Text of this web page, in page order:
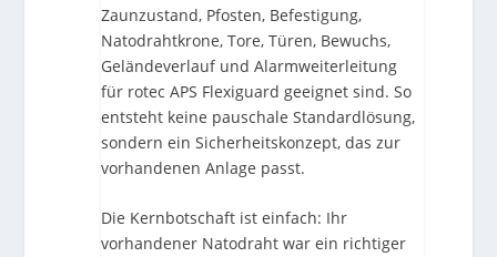
Zaunzustand, Pfosten, Befestigung,
Natodrahtkrone, Tore, Türen, Bewuchs,
Geländeverlauf und Alarmweiterleitung
für rotec APS Flexiguard geeignet sind. So
entsteht keine pauschale Standardlösung,
sondern ein Sicherheitskonzept, das zur
vorhandenen Anlage passt.
Die Kernbotschaft ist einfach: Ihr
vorhandener Natodraht war ein richtiger